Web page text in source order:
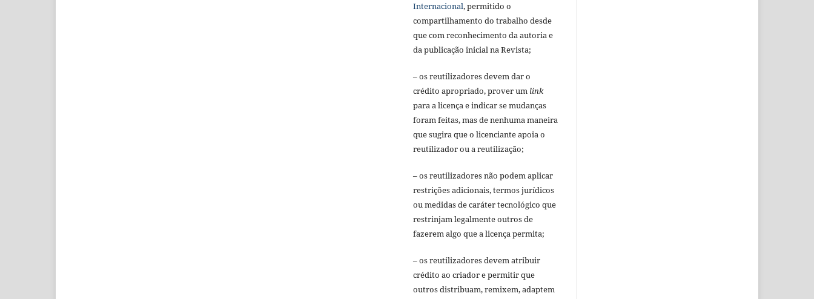
Internacional, permitido o
compartilhamento do trabalho desde
que com reconhecimento da autoria e
da publicação inicial na Revista;
– os reutilizadores devem dar o
crédito apropriado, prover um link
para a licença e indicar se mudanças
foram feitas, mas de nenhuma maneira
que sugira que o licenciante apoia o
reutilizador ou a reutilização;
– os reutilizadores não podem aplicar
restrições adicionais, termos jurídicos
ou medidas de caráter tecnológico que
restrinjam legalmente outros de
fazerem algo que a licença permita;
– os reutilizadores devem atribuir
crédito ao criador e permitir que
outros distribuam, remixem, adaptem